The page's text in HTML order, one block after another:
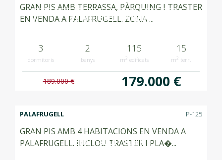
VENUT SOLD VENDIDO
GRAN PIS AMB TERRASSA, PÀRQUING I TRASTER
EN VENDA A PALAFRUGELL. ZONA ...
3
dormitoris
2
banys
115
m2 edificats
15
m2 terr.
189.000 € 179.000 €
VENUT SOLD VENDIDO
PALAFRUGELL P-125
GRAN PIS AMB 4 HABITACIONS EN VENDA A
PALAFRUGELL. INCLOU TRASTER I PLA�...